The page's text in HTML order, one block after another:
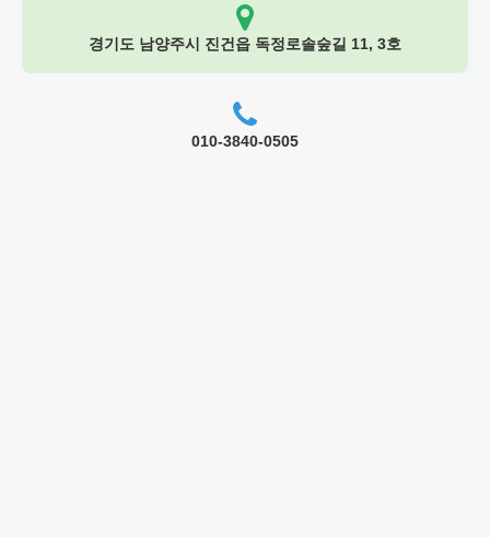
경기도 남양주시 진건읍 독정로솔숲길 11, 3호
010-3840-0505